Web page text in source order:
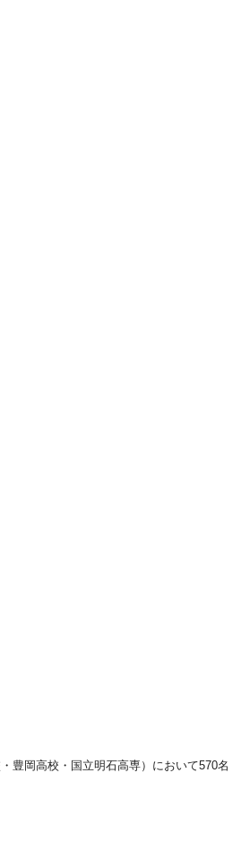
豊岡高校・国立明石高専） において570名